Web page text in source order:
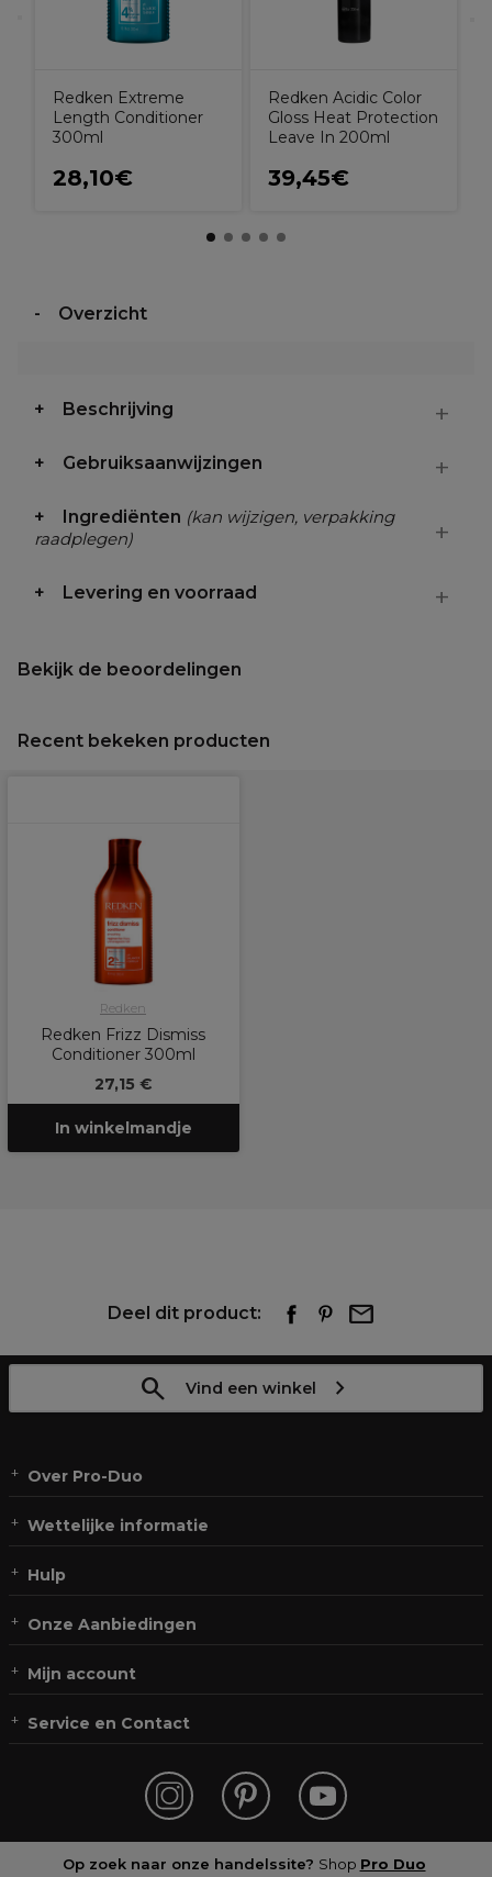
Redken Extreme
Length Conditioner
300ml
28,10€
Redken Acidic Color
Gloss Heat Protection
Leave In 200ml
39,45€
Overzicht
Beschrijving
Gebruiksaanwijzingen
Ingrediënten (kan wijzigen, verpakking
raadplegen)
Levering en voorraad
Bekijk de beoordelingen
Recent bekeken producten
Redken
Redken Frizz Dismiss
Conditioner 300ml
27,15 €
In winkelmandje
Deel dit product:
Vind een winkel
Over Pro-Duo
Wettelijke informatie
Hulp
Onze Aanbiedingen
Mijn account
Service en Contact
Op zoek naar onze handelssite? Shop Pro Duo